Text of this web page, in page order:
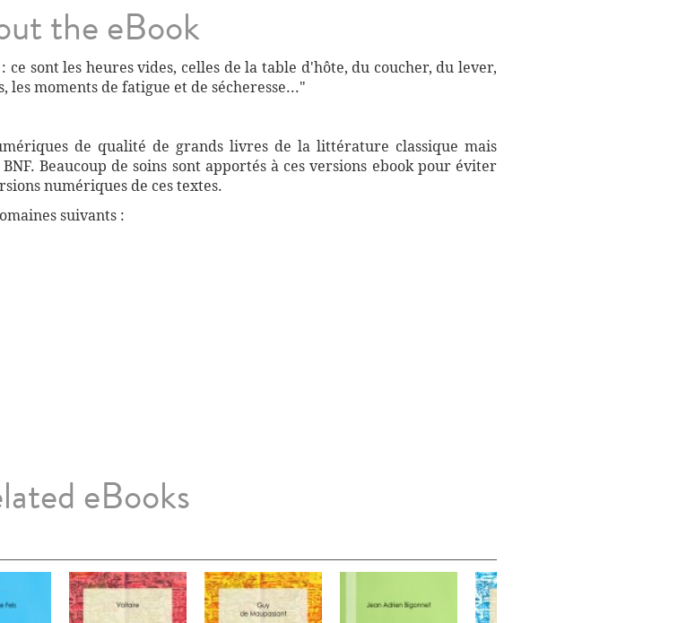
the eBook
sont les heures vides, celles de la table d'hôte, du coucher, du lever,
moments de fatigue et de sécheresse..."
de qualité de grands livres de la littérature classique mais
Beaucoup de soins sont apportés à ces versions ebook pour éviter
numériques de ces textes.
suivants :
eBooks